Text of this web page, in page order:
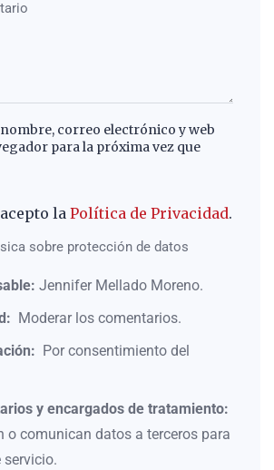
correo electrónico y web
para la próxima vez que
la Política de Privacidad.
sobre protección de datos
Jennifer Mellado Moreno.
Moderar los comentarios.
Por consentimiento del
y encargados de tratamiento:
o comunican datos a terceros para
servicio.